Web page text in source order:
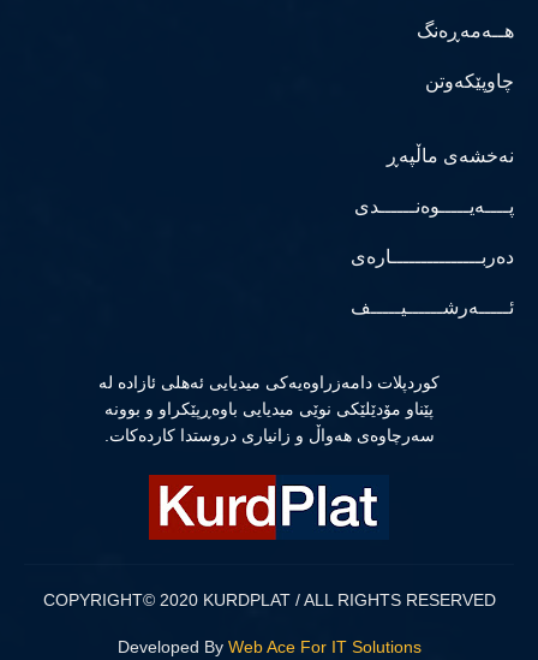
هــەمەڕەنگ
چاوپێکەوتن
نەخشەی ماڵپەڕ
پــــەیـــــوەنــــــدی
دەربـــــــــــــــارەی
ئـــــەرشــــــیـــــف
كوردپلات دامەزراوەیەكی میدیایی ئەهلی ئازادە لە
پێناو مۆدێلێكی نوێی میدیایی باوەڕپێكراو و بوونە
سەرچاوەی هەواڵ و زانیاری دروستدا كاردەكات.
COPYRIGHT© 2020 KURDPLAT / ALL RIGHTS RESERVED
Web Ace For IT Solutions
Developed By